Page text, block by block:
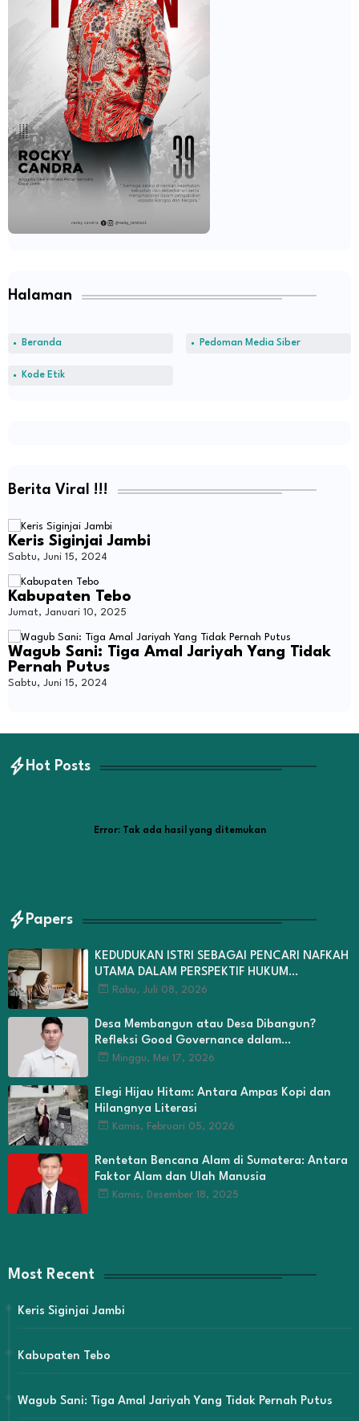
Halaman
Beranda Pedoman Media Siber
Kode Etik
Berita Viral !!!
Keris Siginjai Jambi
Sabtu, Juni 15, 2024
Kabupaten Tebo
Jumat, Januari 10, 2025
Wagub Sani: Tiga Amal Jariyah Yang Tidak
Pernah Putus
Sabtu, Juni 15, 2024
Hot Posts
Error:Tak ada hasil yang ditemukan
Papers
KEDUDUKAN ISTRI SEBAGAI PENCARI NAFKAH
UTAMA DALAM PERSPEKTIF HUKUM
KELUARGA ISLAM
Rabu, Juli 08, 2026
Desa Membangun atau Desa Dibangun?
Refleksi Good Governance dalam
Pengelolaan Dana Desa di Kabupaten Kerinci
Minggu, Mei 17, 2026
Elegi Hijau Hitam: Antara Ampas Kopi dan
Hilangnya Literasi
Kamis, Februari 05, 2026
Rentetan Bencana Alam di Sumatera: Antara
Faktor Alam dan Ulah Manusia
Kamis, Desember 18, 2025
Most Recent
Keris Siginjai Jambi
Kabupaten Tebo
Wagub Sani: Tiga Amal Jariyah Yang Tidak Pernah Putus